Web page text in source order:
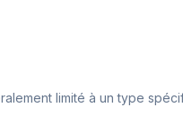
limité à un type